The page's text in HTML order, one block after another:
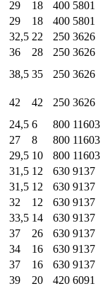
29 18 400 5801
29 18 400 5801
32,5 22 250 3626
36 28 250 3626
38,5 35 250 3626
42 42 250 3626
24,5 6 800 11603
27 8 800 11603
29,5 10 800 11603
31,5 12 630 9137
31,5 12 630 9137
32 12 630 9137
33,5 14 630 9137
37 26 630 9137
34 16 630 9137
37 16 630 9137
39 20 420 6091